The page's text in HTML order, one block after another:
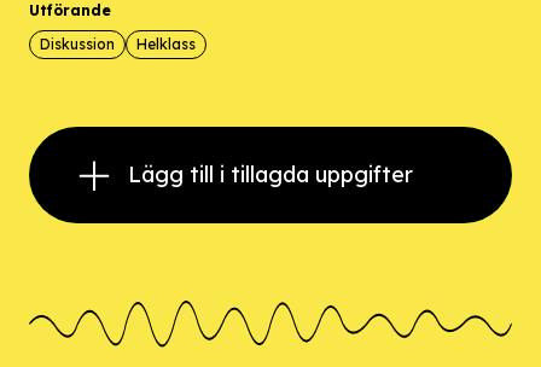
Utförande
Diskussion
Helklass
Lägg till i tillagda uppgifter